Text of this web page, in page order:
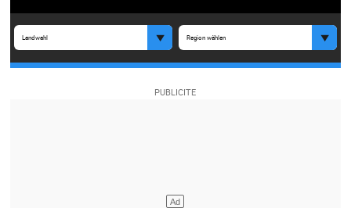
Landwahl Region wählen